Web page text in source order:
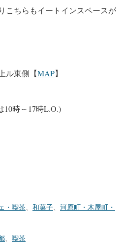
こちらもイートインスペースが
ル東側【MAP】
10時～17時L.O.)
・喫茶 和菓子
河原町・木屋町・
喫茶